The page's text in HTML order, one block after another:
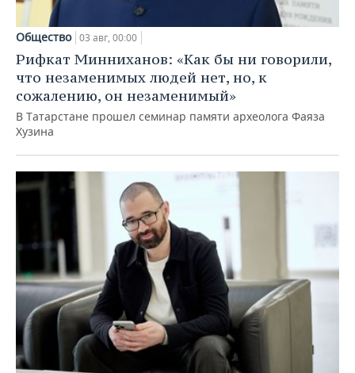
Общество 03 авг, 00:00
Рифкат Минниханов: «Как бы ни говорили,
что незаменимых людей нет, но, к
сожалению, он незаменимый»
В Татарстане прошел семинар памяти археолога Фаяза
Хузина